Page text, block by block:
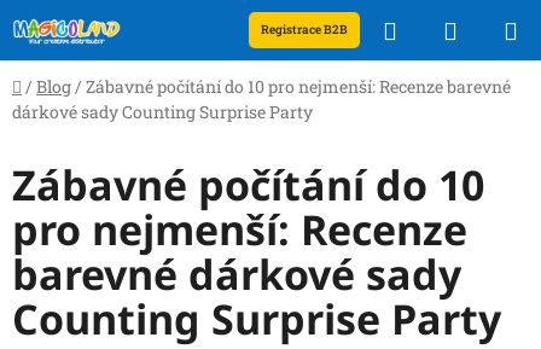
na
obsah
Registrace B2B Hledat
KOŠÍK
Domů
/ Blog / Zábavné počítání do 10 pro nejmenší: Recenze barevné
dárkové sady Counting Surprise Party
Zábavné počítání do 10
pro nejmenší: Recenze
barevné dárkové sady
Counting Surprise Party